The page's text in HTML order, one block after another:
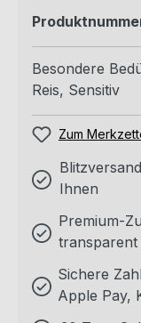
Besondere
Reis, Sensitiv
Zum
Ihnen
Premium-
Sichere
Apple Pay,